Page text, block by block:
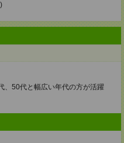
、50代と幅広い年代の方が活躍